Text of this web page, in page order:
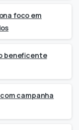
foco em
beneficente
campanha